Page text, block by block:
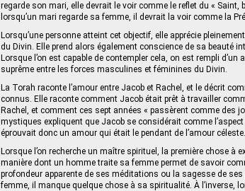
regarde son mari, elle devrait le voir comme le reflet du « Saint,
lorsqu’un mari regarde sa femme, il devrait la voir comme la
Lorsqu’une personne atteint cet objectif, elle apprécie
du Divin. Elle prend alors également conscience de sa beauté
Lorsque l’on est capable de contempler cela, on est rempli
suprême entre les forces masculines et féminines du Divin.
La Torah raconte l’amour entre Jacob et Rachel, et le décrit
connus. Elle raconte comment Jacob était prêt à travailler
Rachel, et comment ces sept années « passèrent comme des
mystiques expliquent que Jacob se considérait comme
éprouvait donc un amour qui était le pendant de l’amour céleste.
Lorsque l’on recherche un maître spirituel, la première chose à
manière dont un homme traite sa femme permet de savoir
profondeur apparente de ses méditations ou la sagesse de
femme, il manque quelque chose à sa spiritualité. À l’inverse,